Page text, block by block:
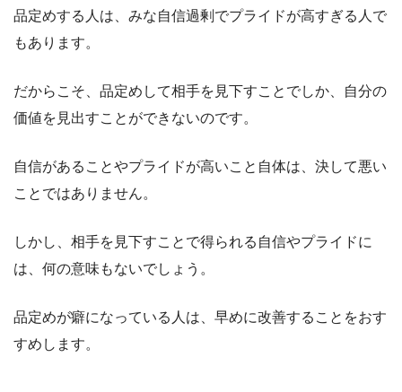
品定めする人は、みな自信過剰でプライドが高すぎる人で
もあります。
だからこそ、品定めして相手を見下すことでしか、自分の
価値を見出すことができないのです。
自信があることやプライドが高いこと自体は、決して悪い
ことではありません。
しかし、相手を見下すことで得られる自信やプライドに
は、何の意味もないでしょう。
品定めが癖になっている人は、早めに改善することをおす
すめします。